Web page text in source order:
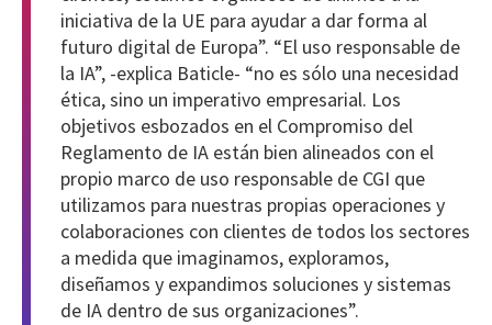
iniciativa de la UE para ayudar a dar forma al
futuro digital de Europa”. “El uso responsable de
la IA”, -explica Baticle- “no es sólo una necesidad
ética, sino un imperativo empresarial. Los
objetivos esbozados en el Compromiso del
Reglamento de IA están bien alineados con el
propio marco de uso responsable de CGI que
utilizamos para nuestras propias operaciones y
colaboraciones con clientes de todos los sectores
a medida que imaginamos, exploramos,
diseñamos y expandimos soluciones y sistemas
de IA dentro de sus organizaciones”.